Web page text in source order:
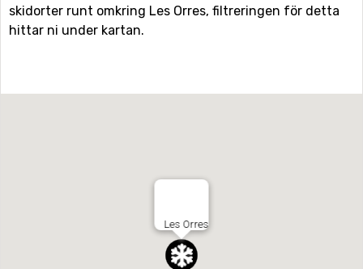
skidorter runt omkring Les Orres, filtreringen för detta
hittar ni under kartan.
Les Orres